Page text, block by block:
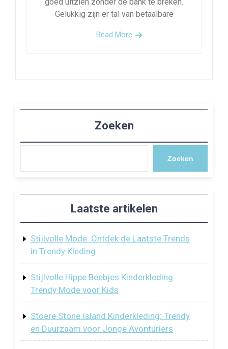
goed uitzien zonder de bank te breken.
Gelukkig zijn er tal van betaalbare
Read More
Zoeken
Zoeken
Laatste artikelen
Stijlvolle Mode: Ontdek de Laatste Trends
in Trendy Kleding
Stijlvolle Hippe Beebjes Kinderkleding:
Trendy Mode voor Kids
Stoere Stone Island Kinderkleding: Trendy
en Duurzaam voor Jonge Avonturiers